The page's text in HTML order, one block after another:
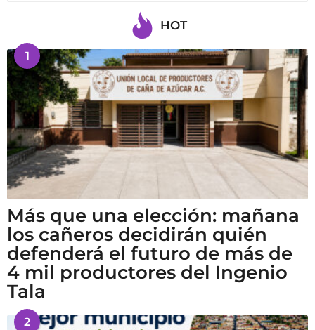
HOT
1
Más que una elección: mañana
los cañeros decidirán quién
defenderá el futuro de más de
4 mil productores del Ingenio
Tala
2